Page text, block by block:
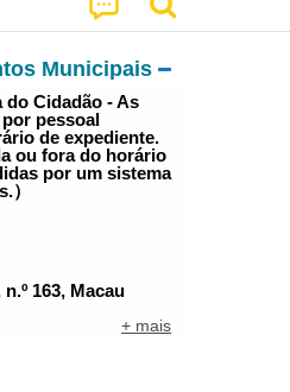
Municipais
do Cidadão - As
pessoal
de expediente.
ou fora do horário
por um sistema
）
163, Macau
+ mais